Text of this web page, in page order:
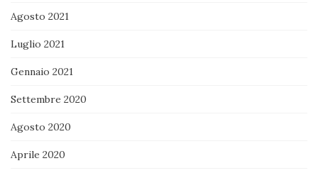
Agosto 2021
Luglio 2021
Gennaio 2021
Settembre 2020
Agosto 2020
Aprile 2020